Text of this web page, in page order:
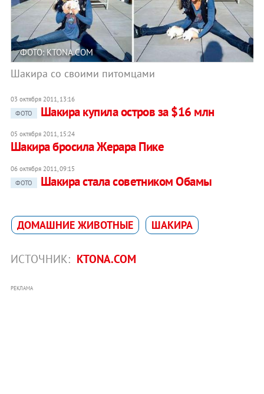
ФОТО: KTONA.COM
Шакира со своими питомцами
03 октября 2011, 13:16
ФОТО
Шакира купила остров за $16 млн
05 октября 2011, 15:24
Шакира бросила Жерара Пике
06 октября 2011, 09:15
ФОТО
Шакира стала советником Обамы
ДОМАШНИЕ ЖИВОТНЫЕ ШАКИРА
ИСТОЧНИК: KTONA.COM
РЕКЛАМА